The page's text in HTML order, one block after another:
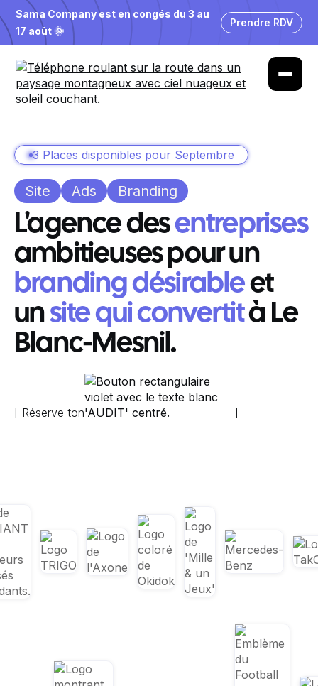
Sama Company est en congés du 3 au
17 août 🌞
Prendre RDV
3 Places disponibles pour Septembre
Site Ads Branding
L'agence desentreprises
ambitieuses pour un
branding désirableet
unsite qui convertità Le
Blanc-Mesnil.
[ Réserve ton ]